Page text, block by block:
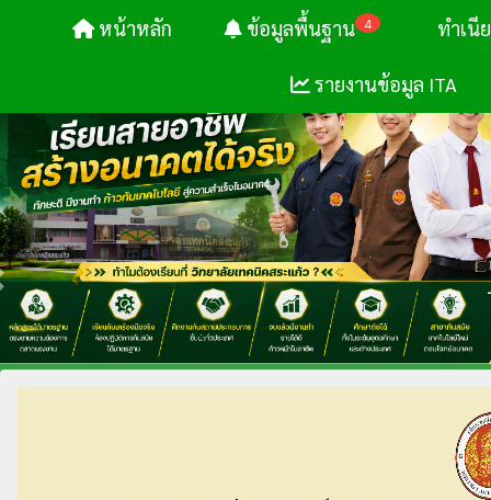
หน้าหลัก 4
ข้อมูลพื้นฐาน ทำเนี
รายงานข้อมูล ITA